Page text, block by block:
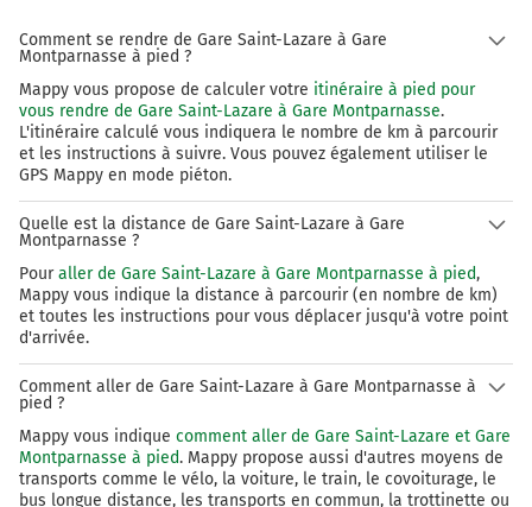
Comment se rendre de Gare Saint-Lazare à Gare
Montparnasse à pied ?
Mappy vous propose de calculer votre itinéraire à pied pour
vous rendre de Gare Saint-Lazare à Gare Montparnasse.
L'itinéraire calculé vous indiquera le nombre de km à parcourir
et les instructions à suivre. Vous pouvez également utiliser le
GPS Mappy en mode piéton.
Quelle est la distance de Gare Saint-Lazare à Gare
Montparnasse ?
Pouraller de Gare Saint-Lazare à Gare Montparnasse à pied,
Mappy vous indique la distance à parcourir (en nombre de km)
et toutes les instructions pour vous déplacer jusqu'à votre point
d'arrivée.
Comment aller de Gare Saint-Lazare à Gare Montparnasse à
pied ?
Mappy vous indique comment aller de Gare Saint-Lazare et Gare
Montparnasse à pied. Mappy propose aussi d'autres moyens de
transports comme le vélo, la voiture, le train, le covoiturage, le
bus longue distance, les transports en commun, la trottinette ou